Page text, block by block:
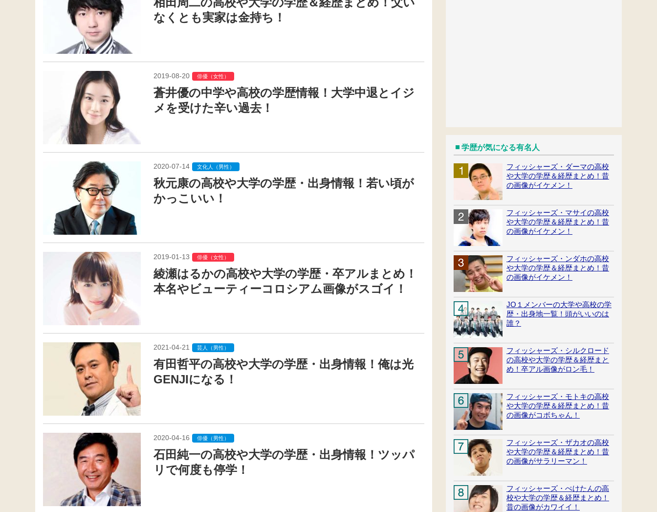
なくとも実家は金持ち！
2019-08-20 俳優（女性）
蒼井優の中学や高校の学歴情報！大学中退とイジ
メを受けた辛い過去！
2020-07-14 文化人（男性）
秋元康の高校や大学の学歴・出身情報！若い頃が
かっこいい！
2019-01-13 俳優（女性）
綾瀬はるかの高校や大学の学歴・卒アルまとめ！
本名やビューティーコロシアム画像がスゴイ！
2021-04-21 芸人（男性）
有田哲平の高校や大学の学歴・出身情報！俺は光
GENJIになる！
2020-04-16 俳優（男性）
石田純一の高校や大学の学歴・出身情報！ツッパ
リで何度も停学！
学歴が気になる有名人
フィッシャーズ・ダーマの高校
や大学の学歴＆経歴まとめ！昔
の画像がイケメン！
フィッシャーズ・マサイの高校
や大学の学歴＆経歴まとめ！昔
の画像がイケメン！
フィッシャーズ・ンダホの高校
や大学の学歴＆経歴まとめ！昔
の画像がイケメン！
JO１メンバーの大学や高校の学
歴・出身地一覧！頭がいいのは
誰？
フィッシャーズ・シルクロード
の高校や大学の学歴＆経歴まと
め！卒アル画像がロン毛！
フィッシャーズ・モトキの高校
や大学の学歴＆経歴まとめ！昔
の画像がコボちゃん！
フィッシャーズ・ザカオの高校
や大学の学歴＆経歴まとめ！昔
の画像がサラリーマン！
フィッシャーズ・ぺけたんの高
校や大学の学歴＆経歴まとめ！
昔の画像がカワイイ！